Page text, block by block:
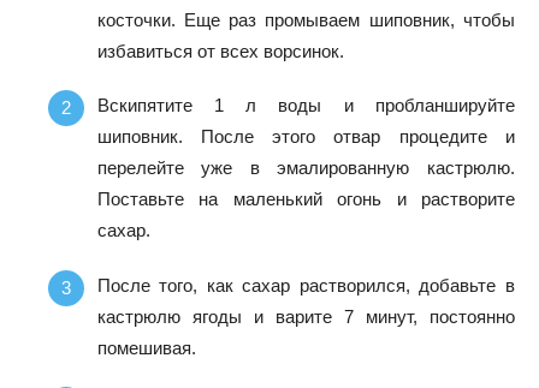
косточки. Еще раз промываем шиповник, чтобы
избавиться от всех ворсинок.
Вскипятите 1 л воды и пробланшируйте
шиповник. После этого отвар процедите и
перелейте уже в эмалированную кастрюлю.
Поставьте на маленький огонь и растворите
сахар.
После того, как сахар растворился, добавьте в
кастрюлю ягоды и варите 7 минут, постоянно
помешивая.